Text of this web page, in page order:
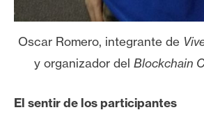
Oscar Romero, integrante de
y organizador del Blockchain
El sentir de los participantes